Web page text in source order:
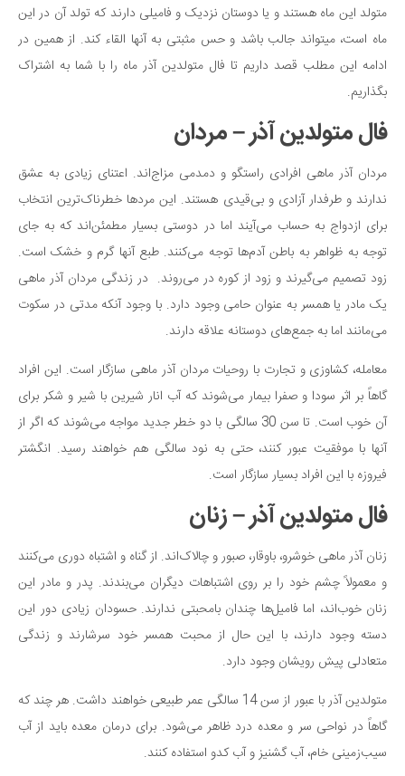
مراکز پزشکی و دارویی
فرهنگ و هنر
سینما و تئاتر
موسیقی
چهره‌ها
عکاسی و هنرهای تجسمی
کتاب و کتاب‌خوانی
تاریخ
معماری
علمی
نجوم و هوا فضا
زمین و محیط زیست
خودرو
سرگرمی
دانستنی‌ها
طنز
مسابقه
اخبار
متولد این ماه هستند و یا دوستان نزدیک و فامیلی دارند که تولد آن در این
ماه است، می‎تواند جالب باشد و حس مثبتی به آنها القاء کند. از همین در
ادامه این مطلب قصد داریم تا فال متولدین آذر ماه را با شما به اشتراک
بگذاریم.
فال متولدین آذر – مردان
مردان آذر ماهی افرادی راستگو و دمدمی مزاج‌اند. اعتنای زیادی به عشق
ندارند و طرفدار آزادی و بی‌قیدی هستند. این مردها خطرناک‌ترین انتخاب
برای ازدواج به حساب می‌آیند اما در دوستی بسیار مطمئن‌اند که به جای
توجه به ظواهر به باطن آدم‌ها توجه می‌کنند. طبع آنها گرم و خشک است.
زود تصمیم می‌گیرند و زود از کوره در می‌روند. در زندگی مردان آذر ماهی
یک مادر یا همسر به عنوان حامی وجود دارد. با وجود آنکه مدتی در سکوت
می‌مانند اما به جمع‌های دوستانه علاقه دارند.
معامله، کشاوزی و تجارت با روحیات مردان آذر ماهی سازگار است. این افراد
گاهاً بر اثر سودا و صفرا بیمار می‌شوند که آب انار شیرین با شیر و شکر برای
آن خوب است. تا سن 30 سالگی با دو خطر جدید مواجه می‌شوند که اگر از
آنها با موفقیت عبور کنند، حتی به نود سالگی هم خواهند رسید. انگشتر
فیروزه با این افراد بسیار سازگار است.
فال متولدین آذر – زنان
زنان آذر ماهی خوشرو، باوقار، صبور و چالاک‌اند. از گناه و اشتباه دوری می‌کنند
و معمولاً چشم خود را بر روی اشتباهات دیگران می‌بندند. پدر و مادر این
زنان خوب‌اند، اما فامیل‌ها چندان بامحبتی ندارند. حسودان زیادی دور این
دسته وجود دارند، با این حال از محبت همسر خود سرشارند و زندگی
متعادلی پیش رویشان وجود دارد.
متولدین آذر با عبور از سن 14 سالگی عمر طبیعی خواهند داشت. هر چند که
گاهاً در نواحی سر و معده درد ظاهر می‌شود. برای درمان معده باید از آب
سیب‌زمینی خام، آب گشنیز و آب کدو استفاده کنند.